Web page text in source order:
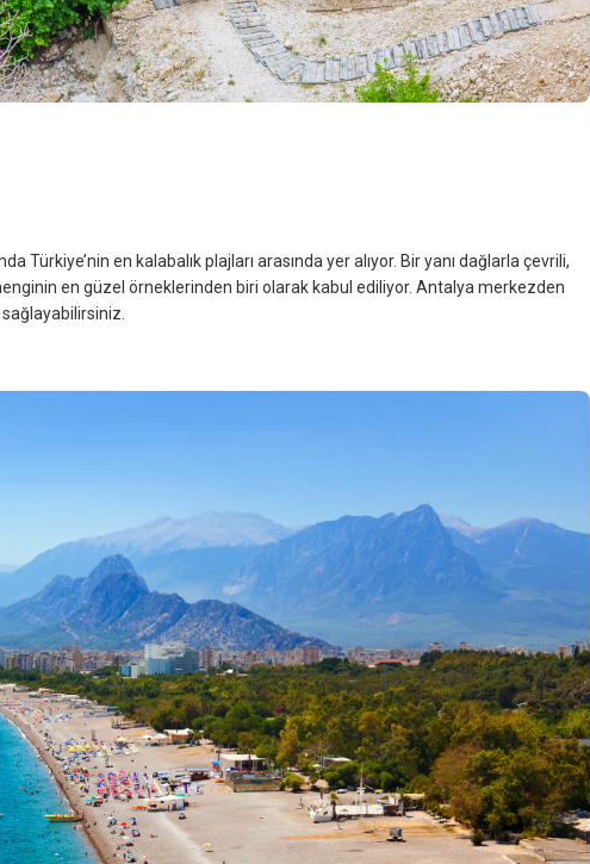
Türkiye’nin en kalabalık plajları arasında yer alıyor. Bir yanı dağlarla çevrili,
en güzel örneklerinden biri olarak kabul ediliyor. Antalya merkezden
sağlayabilirsiniz.